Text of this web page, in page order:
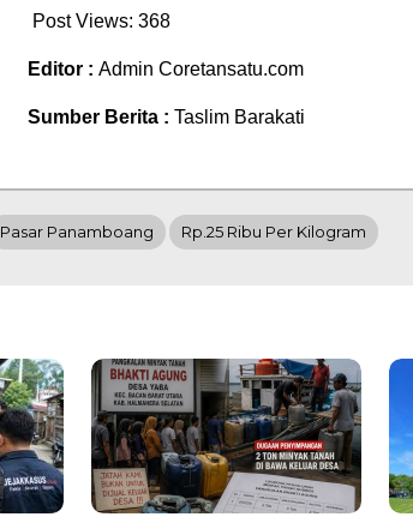
Post Views: 368
Editor : Admin Coretansatu.com
Sumber Berita : Taslim Barakati
Pasar Panamboang Rp.25 Ribu Per Kilogram